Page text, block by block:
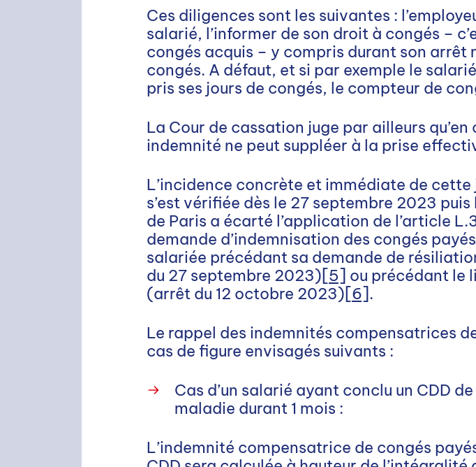
Rechercher
Ces diligences sont les suivantes :
salarié, l’informer de son droit à congés –
congés acquis – y compris durant son arrêt
congés. A défaut, et si par exemple le
pris ses jours de congés, le compteur de
La Cour de cassation juge par ailleurs
indemnité ne peut suppléer à la prise
L’incidence concrète et immédiate de
s’est vérifiée dès le 27 septembre 2023
de Paris a écarté l’application de l’article
demande d’indemnisation des congés
salariée précédant sa demande de
du 27 septembre 2023)[5] ou précédant le
(arrêt du 12 octobre 2023)[6].
Le rappel des indemnités compensatrices
cas de figure envisagés suivants :
Cas d’un salarié ayant conclu un CDD
maladie durant 1 mois :
L’indemnité compensatrice de congés